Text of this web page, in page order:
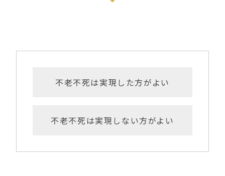
不老不死は実現した方がよい
不老不死は実現しない方がよい